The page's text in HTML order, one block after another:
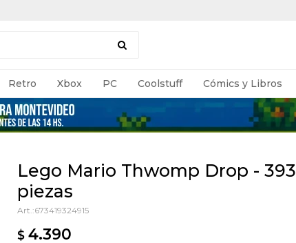
Retro Xbox PC Coolstuff Cómics y Libros
Lego Mario Thwomp Drop - 393
piezas
673419324915
$ 4.390